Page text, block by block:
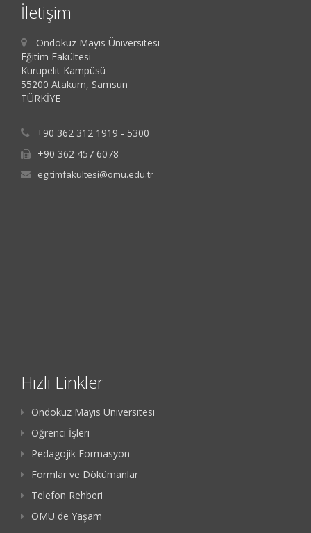
İletişim
Ondokuz Mayıs Üniversitesi
Eğitim Fakültesi
Kurupelit Kampüsü
55200 Atakum, Samsun
TÜRKİYE
+90 362 312 1919 - 5300
+90 362 457 6078
egitimfakultesi@omu.edu.tr
Hızlı Linkler
Ondokuz Mayıs Üniversitesi
Öğrenci İşleri
Pedagojik Formasyon
Formlar ve Dökümanlar
Telefon Rehberi
OMÜ de Yaşam